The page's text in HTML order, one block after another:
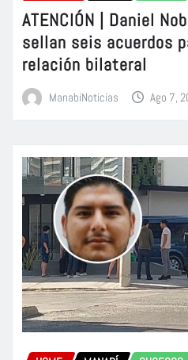
ATENCIÓN | Daniel
sellan seis acuerdos
relación bilateral
ManabiNoticias Ago 7,